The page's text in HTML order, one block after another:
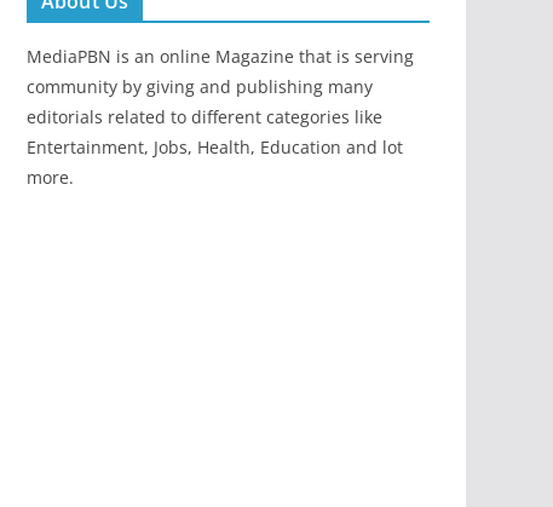
MediaPBN is an online Magazine that is serving
community by giving and publishing many
editorials related to different categories like
Entertainment, Jobs, Health, Education and lot
more.